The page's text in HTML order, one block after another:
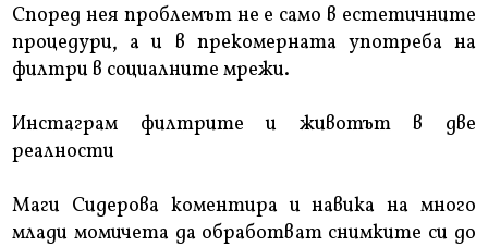
Според нея проблемът не е само в естетичните
процедури, а и в прекомерната употреба на
филтри в социалните мрежи.
Инстаграм филтрите и животът в две
реалности
Маги Сидерова коментира и навика на много
млади момичета да обработват снимките си до